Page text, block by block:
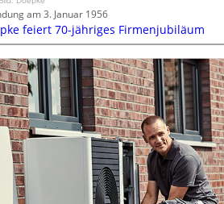
am 3. Januar 1956
feiert 70-jähriges Firmenjubiläum